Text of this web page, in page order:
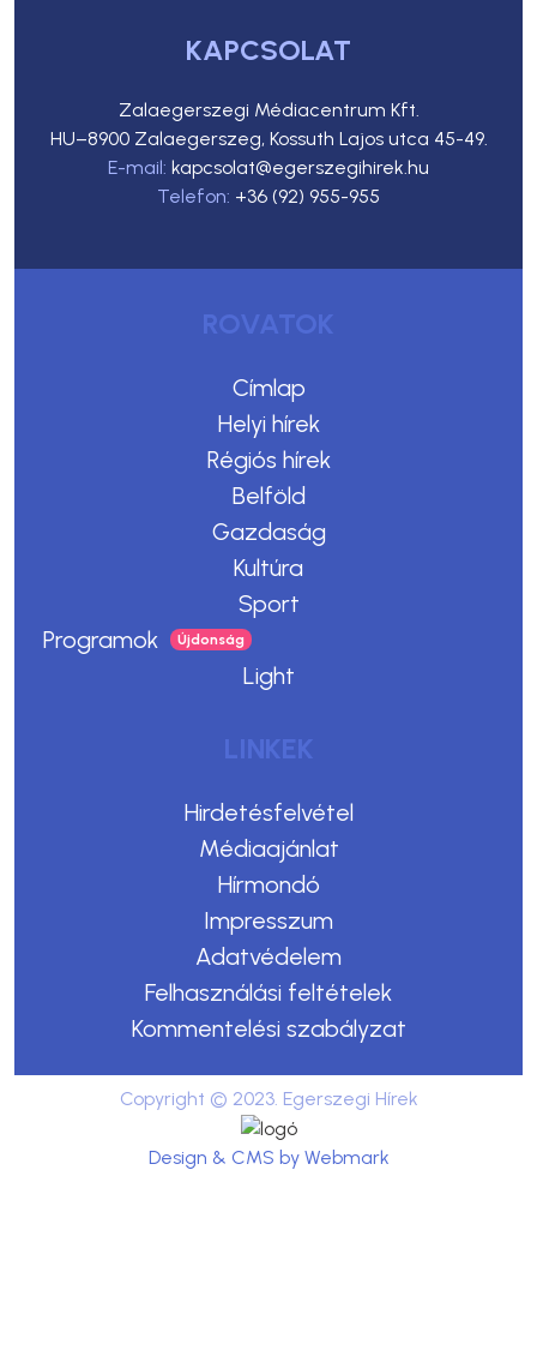
KAPCSOLAT
Zalaegerszegi Médiacentrum Kft.
HU–8900 Zalaegerszeg, Kossuth Lajos utca 45-49.
E-mail: kapcsolat@egerszegihirek.hu
Telefon: +36 (92) 955-955
ROVATOK
Címlap
Helyi hírek
Régiós hírek
Belföld
Gazdaság
Kultúra
Sport
Programok
Light
LINKEK
Hirdetésfelvétel
Médiaajánlat
Hírmondó
Impresszum
Adatvédelem
Felhasználási feltételek
Kommentelési szabályzat
Copyright © 2023. Egerszegi Hírek
Design & CMS by Webmark